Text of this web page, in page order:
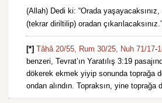
(Allah) Dedi ki: “Orada
(tekrar diriltilip) oradan
[*] Tâhâ 20/55, Rum 30/25, Nuh 71/17-
benzeri, Tevrat’ın Yaratılış 3:19
dökerek ekmek yiyip sonunda toprağa
ondan alındın. Topraksın, yine toprağa